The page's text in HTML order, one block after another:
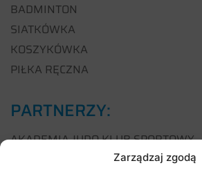
Zarządzaj zgodą
BADMINTON
SIATKÓWKA
KOSZYKÓWKA
PIŁKA RĘCZNA
PARTNERZY:
AKADEMIA JUDO KLUB SPORTOWY